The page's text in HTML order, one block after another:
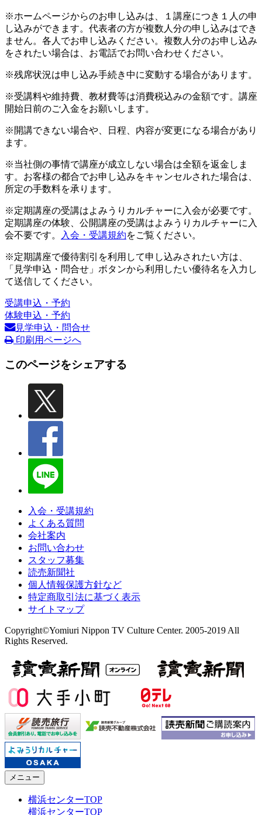
※ホームページからのお申し込みは、１講座につき１人の申
し込みができます。代表者の方が複数人分の申し込みはでき
ません。各人でお申し込みください。複数人分のお申し込み
をされたい場合は、お電話でお問い合わせください。
※残席状況は申し込み手続き中に変動する場合があります。
※受講料や維持費、教材費等は消費税込みの金額です。講座
開始日前のご入金をお願いします。
※開講できない場合や、日程、内容が変更になる場合があり
ます。
※当社側の事情で講座が成立しない場合は全額を返金しま
す。お客様の都合でお申し込みをキャンセルされた場合は、
所定の手数料を承ります。
※定期講座の受講はよみうりカルチャーに入会が必要です。
定期講座の体験、公開講座の受講はよみうりカルチャーに入
会不要です。
入会・受講規約をご覧ください。
※定期講座で優待割引を利用して申し込みされたい方は、
「見学申込・問合せ」ボタンから利用したい優待名を入力し
て送信してください。
受講申込・予約
体験申込・予約
見学申込・問合せ
印刷用ページへ
このページをシェアする
入会・受講規約
よくある質問
会社案内
お問い合わせ
スタッフ募集
読売新聞社
個人情報保護方針など
特定商取引法に基づく表示
サイトマップ
Copyright©Yomiuri Nippon TV Culture Center. 2005-2019 All
Rights Reserved.
メニュー
横浜センターTOP
横浜センターTOP